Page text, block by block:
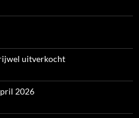
uitverkocht
2026